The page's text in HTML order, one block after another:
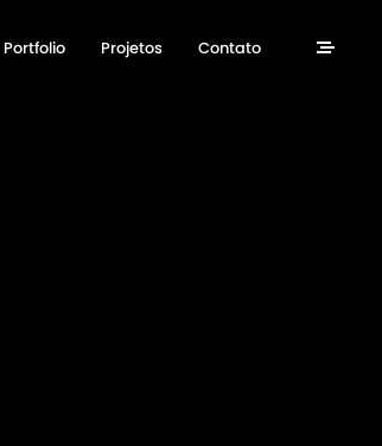
Portfolio Projetos Contato